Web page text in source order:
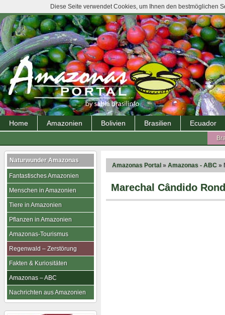
Home Amazonien Bolivien Brasilien Ecuador
Amazonas Portal » Amazonas - ABC »
Marechal Cândido
Naturwunder Amazonas
Fantastisches Amazonien
Menschen in Amazonien
Tiere in Amazonien
Pflanzen in Amazonien
Amazonas-Tourismus
Regenwald – Zerstörung
Fakten & Kuriositäten
Amazonas – ABC
Nachrichten aus Amazonien
Diese Seite verwendet Cookies, um Ihnen den bestmöglichen